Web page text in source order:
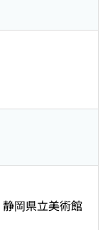
岡県立美術館